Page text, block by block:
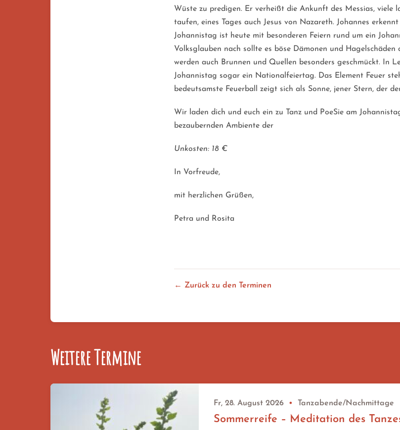
Wüste zu predigen. Er verheißt die Ankunft des Messias, viele
taufen, eines Tages auch Jesus von Nazareth. Johannes
Johannistag ist heute mit besonderen Feiern rund um ein
Volksglauben nach sollte es böse Dämonen und Hagelschäden
werden auch Brunnen und Quellen besonders geschmückt. In
Johannistag sogar ein Nationalfeiertag. Das Element Feuer
bedeutsamste Feuerball zeigt sich als Sonne, jener Stern, der
Wir laden dich und euch ein zu Tanz und PoeSie am
bezaubernden Ambiente der
Unkosten: 18 €
In Vorfreude,
mit herzlichen Grüßen,
Petra und Rosita
← Zurück zu den Terminen
Weitere Termine
Fr, 28. August 2026 • Tanzabende/Nachmittage
Sommerreife – Meditation des